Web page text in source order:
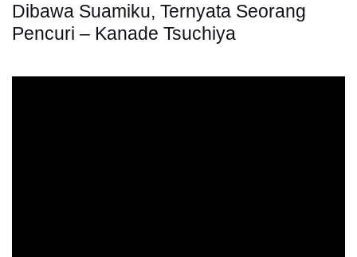
Dibawa Suamiku, Ternyata Seorang
Pencuri – Kanade Tsuchiya